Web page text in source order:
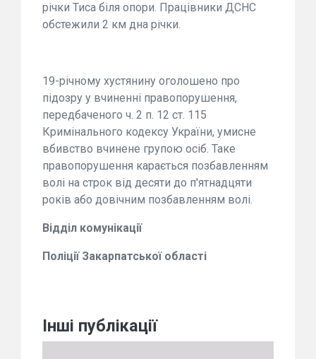
річки Тиса біля опори. Працівники ДСНС
обстежили 2 км дна річки.
19-річному хустянину оголошено про
підозру у вчиненні правопорушення,
передбаченого ч. 2 п. 12 ст. 115
Кримінального кодексу України, умисне
вбивство вчинене групою осіб. Таке
правопорушення карається позбавленням
волі на строк від десяти до п'ятнадцяти
років або довічним позбавленням волі.
Відділ комунікації
Поліції Закарпатської області
Інші публікації